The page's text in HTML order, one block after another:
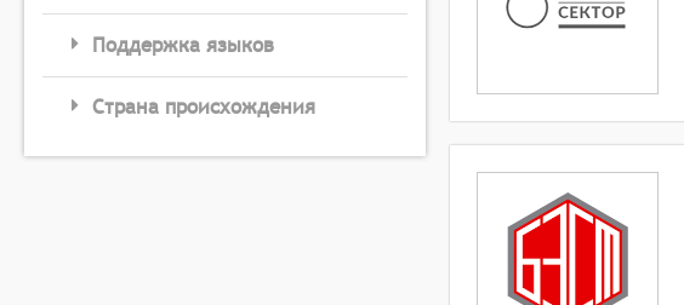
Поддержка языков
Страна происхождения